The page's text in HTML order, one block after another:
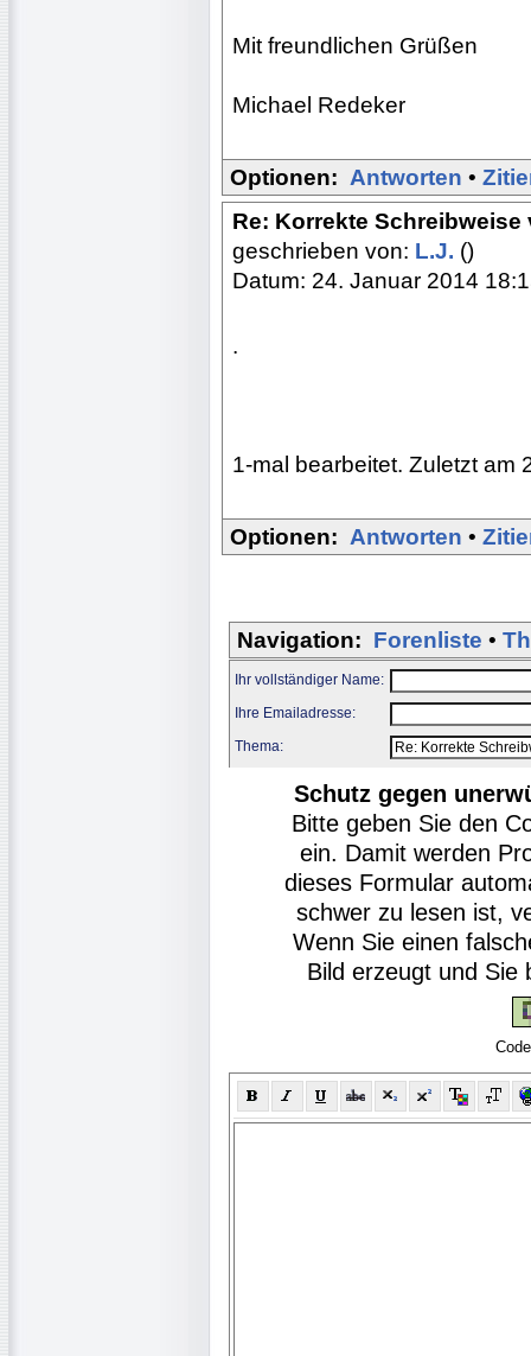
Mit freundlichen Grüßen
Michael Redeker
Optionen: Antworten •
Re: Korrekte Schreibweise
geschrieben von: L.J. ()
Datum: 24. Januar 2014
.
1-mal bearbeitet. Zuletzt am
Optionen: Antworten •
Navigation: Forenliste •
Ihr vollständiger Name:
Ihre Emailadresse:
Thema:
Schutz gegen
Bitte geben Sie den
ein. Damit werden
dieses Formular
schwer zu lesen ist,
Wenn Sie einen
Bild erzeugt und Sie